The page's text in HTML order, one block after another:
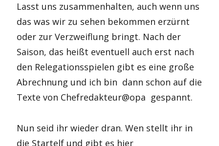
Lasst uns zusammenhalten, auch wenn uns
das was wir zu sehen bekommen erzürnt
oder zur Verzweiflung bringt. Nach der
Saison, das heißt eventuell auch erst nach
den Relegationsspielen gibt es eine große
Abrechnung und ich bin dann schon auf die
Texte von Chefredakteur@opa gespannt.
Nun seid ihr wieder dran. Wen stellt ihr in
die Startelf und gibt es hier